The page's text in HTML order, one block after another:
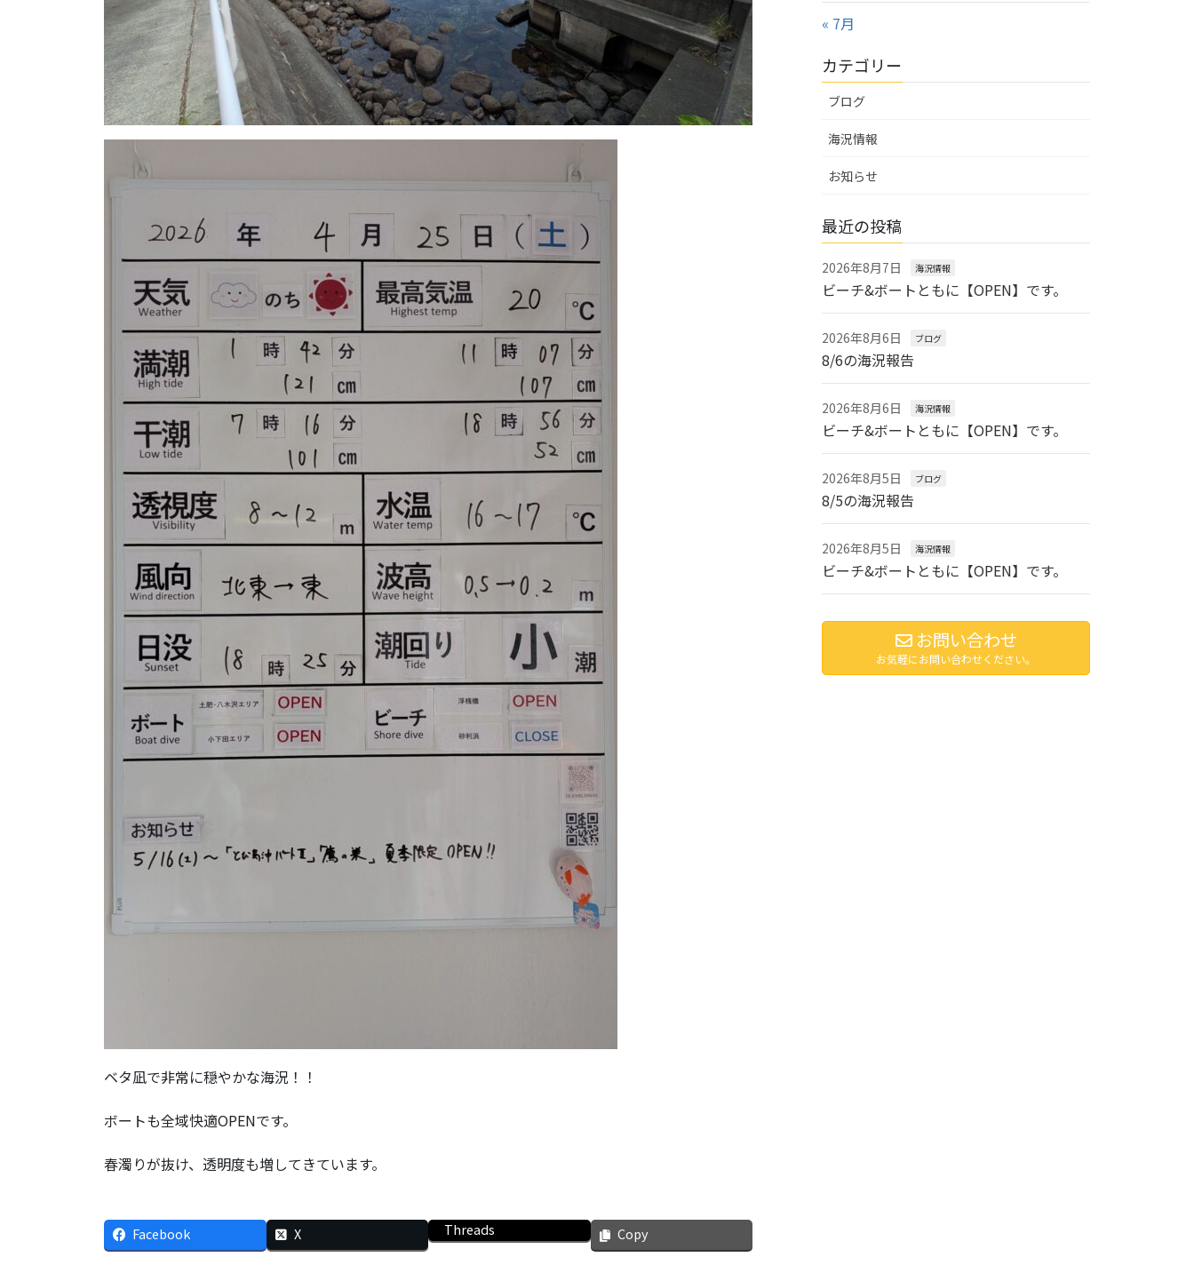
ベタ凪で非常に穏やかな海況！！
ボートも全域快適OPENです。
春濁りが抜け、透明度も増してきています。
Facebook X Threads Copy
« 7月
カテゴリー
ブログ
海況情報
お知らせ
最近の投稿
2026年8月7日 海況情報
ビーチ&ボートともに【OPEN】です。
2026年8月6日 ブログ
8/6の海況報告
2026年8月6日 海況情報
ビーチ&ボートともに【OPEN】です。
2026年8月5日 ブログ
8/5の海況報告
2026年8月5日 海況情報
ビーチ&ボートともに【OPEN】です。
お問い合わせ
お気軽にお問い合わせください。